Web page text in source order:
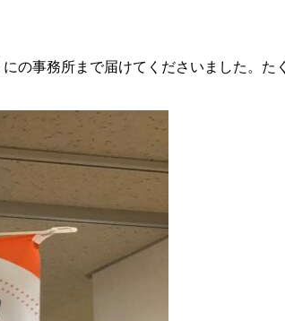
の事務所まで届けてくださいました。た